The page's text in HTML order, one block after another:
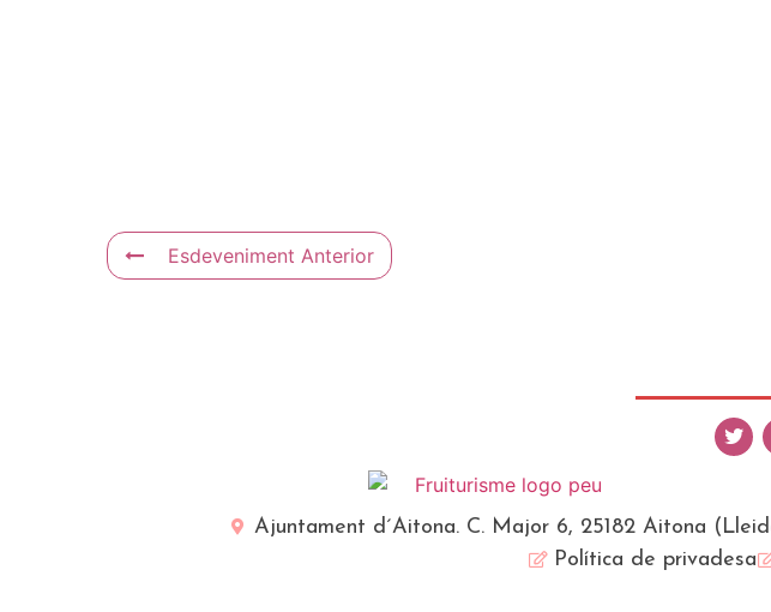
Esdeveniment Anterior
Ajuntament d´Aitona. C. Major 6, 25182 Aitona
Política de privadesa